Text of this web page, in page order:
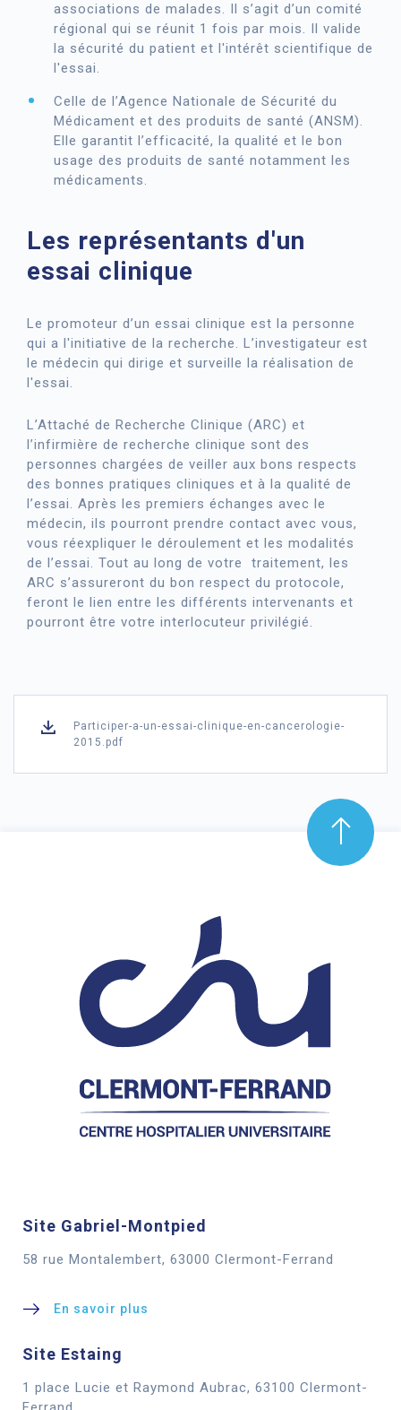
associations de malades. Il s’agit d’un comité
régional qui se réunit 1 fois par mois. Il valide
la sécurité du patient et l'intérêt scientifique de
l'essai.
Celle de l’Agence Nationale de Sécurité du
Médicament et des produits de santé (ANSM).
Elle garantit l’efficacité, la qualité et le bon
usage des produits de santé notamment les
médicaments.
Les représentants d'un
essai clinique
Le promoteur d’un essai clinique est la personne
qui a l'initiative de la recherche. L’investigateur est
le médecin qui dirige et surveille la réalisation de
l'essai.
L’Attaché de Recherche Clinique (ARC) et
l’infirmière de recherche clinique sont des
personnes chargées de veiller aux bons respects
des bonnes pratiques cliniques et à la qualité de
l’essai. Après les premiers échanges avec le
médecin, ils pourront prendre contact avec vous,
vous réexpliquer le déroulement et les modalités
de l’essai. Tout au long de votre traitement, les
ARC s’assureront du bon respect du protocole,
feront le lien entre les différents intervenants et
pourront être votre interlocuteur privilégié.
Participer-a-un-essai-clinique-en-cancerologie-
2015.pdf
Site Gabriel-Montpied
58 rue Montalembert, 63000 Clermont-Ferrand
En savoir plus
Site Estaing
1 place Lucie et Raymond Aubrac, 63100 Clermont-